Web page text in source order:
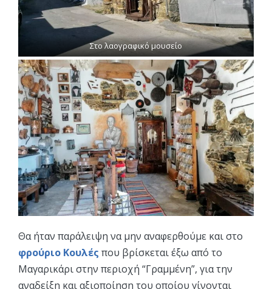
Στο λαογραφικό μουσείο
Θα ήταν παράλειψη να μην αναφερθούμε και στο
φρούριο Κουλές που βρίσκεται έξω από το
Μαγαρικάρι στην περιοχή “Γραμμένη”, για την
αναδείξη και αξιοποίηση του οποίου γίνονται